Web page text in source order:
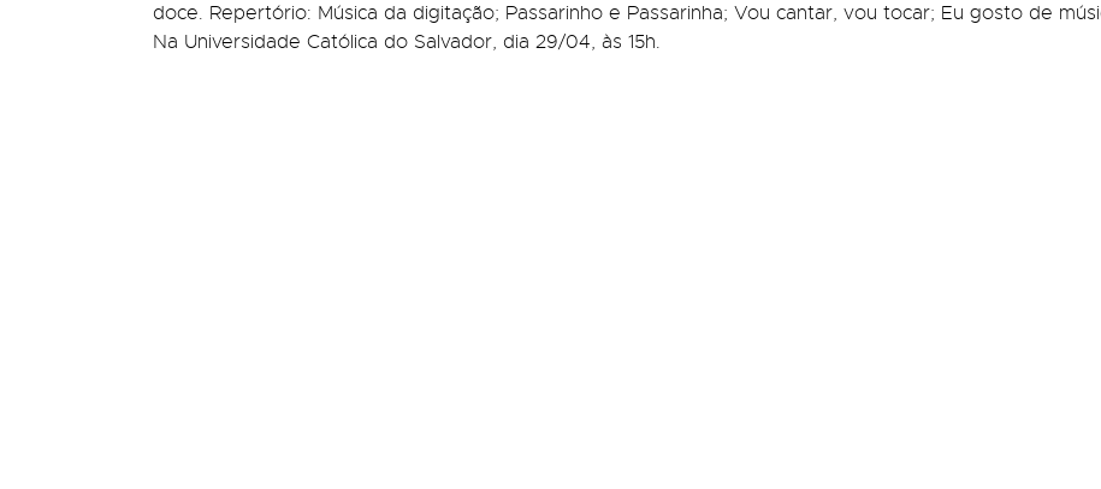
doce. Repertório: Música da digitação; Passarinho e Passarinha; Vou cantar, vou tocar; Eu gosto de
Na Universidade Católica do Salvador, dia 29/04, às 15h.